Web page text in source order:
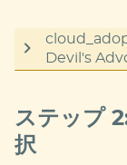
Devil's
5R 分類
ステップ
択